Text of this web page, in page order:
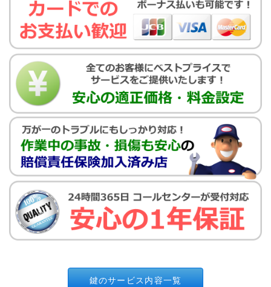
鍵のサービス内容一覧